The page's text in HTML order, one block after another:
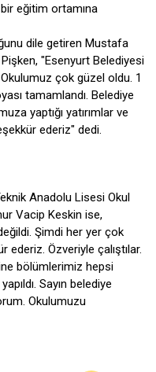
eğitim ortamına
dile getiren Mustafa
"Esenyurt Belediyesi
çok güzel oldu. 1
tamamlandı. Belediye
yaptığı yatırımlar ve
ederiz" dedi.
Anadolu Lisesi Okul
Vacip Keskin ise,
Şimdi her yer çok
Özveriyle çalıştılar.
bölümlerimiz hepsi
Sayın belediye
Okulumuzu